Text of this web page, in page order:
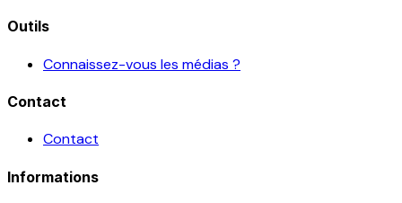
Outils
Connaissez-vous les médias ?
Contact
Contact
Informations